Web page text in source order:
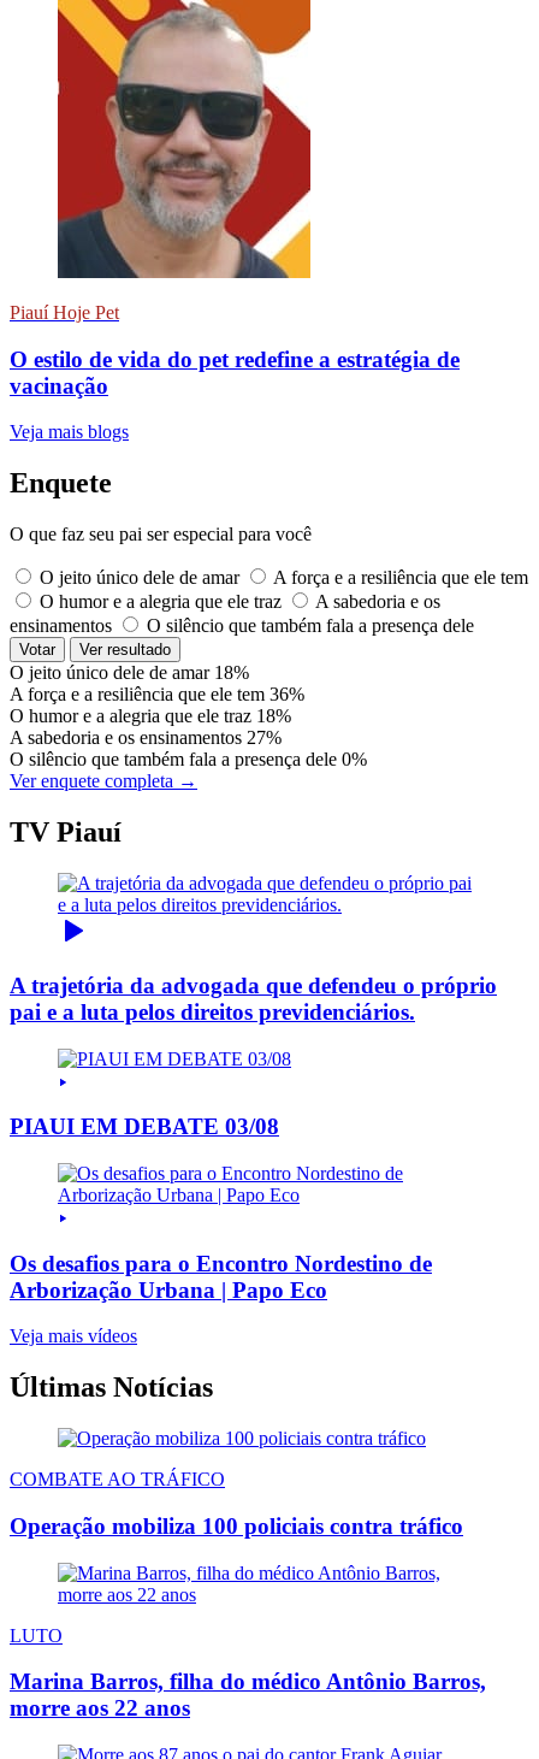
Piauí Hoje Pet
O estilo de vida do pet redefine a estratégia de
vacinação
Veja mais blogs
Enquete
O que faz seu pai ser especial para você
O jeito único dele de amar
A força e a resiliência que ele tem
O humor e a alegria que ele traz
A sabedoria e os
ensinamentos
O silêncio que também fala a presença dele
Votar Ver resultado
O jeito único dele de amar 18%
A força e a resiliência que ele tem 36%
O humor e a alegria que ele traz 18%
A sabedoria e os ensinamentos 27%
O silêncio que também fala a presença dele 0%
Ver enquete completa →
TV Piauí
A trajetória da advogada que defendeu o próprio
pai e a luta pelos direitos previdenciários.
PIAUI EM DEBATE 03/08
Os desafios para o Encontro Nordestino de
Arborização Urbana | Papo Eco
Veja mais vídeos
Últimas Notícias
COMBATE AO TRÁFICO
Operação mobiliza 100 policiais contra tráfico
LUTO
Marina Barros, filha do médico Antônio Barros,
morre aos 22 anos